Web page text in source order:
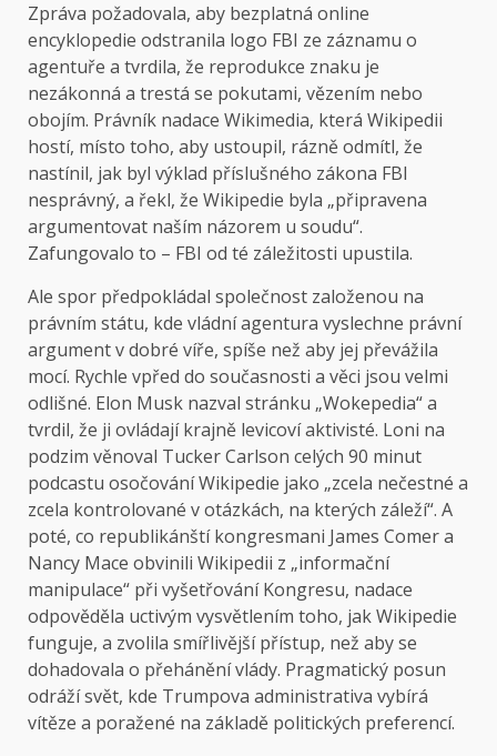
Zpráva požadovala, aby bezplatná online
encyklopedie odstranila logo FBI ze záznamu o
agentuře a tvrdila, že reprodukce znaku je
nezákonná a trestá se pokutami, vězením nebo
obojím. Právník nadace Wikimedia, která Wikipedii
hostí, místo toho, aby ustoupil, rázně odmítl, že
nastínil, jak byl výklad příslušného zákona FBI
nesprávný, a řekl, že Wikipedie byla „připravena
argumentovat naším názorem u soudu“.
Zafungovalo to – FBI od té záležitosti upustila.
Ale spor předpokládal společnost založenou na
právním státu, kde vládní agentura vyslechne právní
argument v dobré víře, spíše než aby jej převážila
mocí. Rychle vpřed do současnosti a věci jsou velmi
odlišné. Elon Musk nazval stránku „Wokepedia“ a
tvrdil, že ji ovládají krajně levicoví aktivisté. Loni na
podzim věnoval Tucker Carlson celých 90 minut
podcastu osočování Wikipedie jako „zcela nečestné a
zcela kontrolované v otázkách, na kterých záleží“. A
poté, co republikánští kongresmani James Comer a
Nancy Mace obvinili Wikipedii z „informační
manipulace“ při vyšetřování Kongresu, nadace
odpověděla uctivým vysvětlením toho, jak Wikipedie
funguje, a zvolila smířlivější přístup, než aby se
dohadovala o přehánění vlády. Pragmatický posun
odráží svět, kde Trumpova administrativa vybírá
vítěze a poražené na základě politických preferencí.